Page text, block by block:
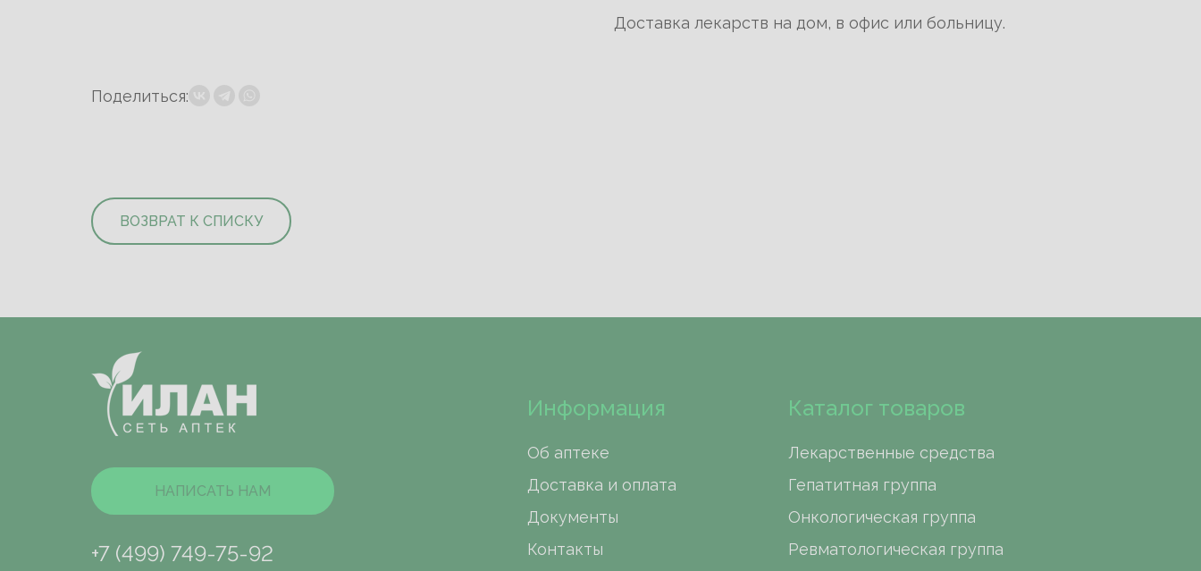
Доставка лекарств на дом, в офис или больницу.
Поделиться:
ВОЗВРАТ К СПИСКУ
НАПИСАТЬ НАМ
+7 (499) 749-75-92
Информация
Об аптеке
Доставка и оплата
Документы
Контакты
Каталог товаров
Лекарственные средства
Гепатитная группа
Онкологическая группа
Ревматологическая группа